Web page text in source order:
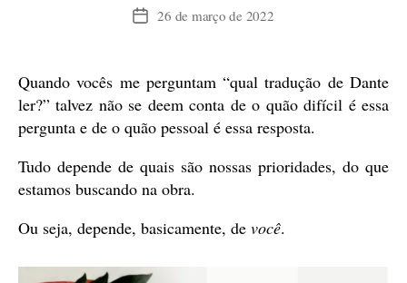
Data26 de março de 2022
Quando vocês me perguntam “qual tradução de Dante
ler?” talvez não se deem conta de o quão difícil é essa
pergunta e de o quão pessoal é essa resposta.
Tudo depende de quais são nossas prioridades, do que
estamos buscando na obra.
Ou seja, depende, basicamente, de você.